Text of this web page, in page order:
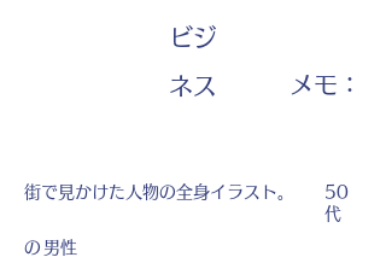
ビジ
ネス
​メモ：
街で見かけた人物の全身イラスト。
50
代
の 男性